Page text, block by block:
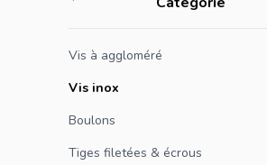
Vis à aggloméré
Vis inox
Boulons
Tiges filetées & écrous